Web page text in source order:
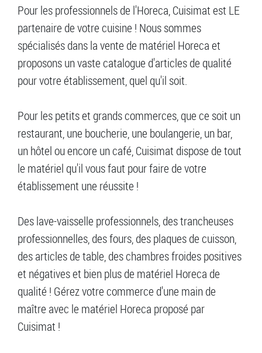
Pour les professionnels de l'Horeca, Cuisimat est LE
partenaire de votre cuisine ! Nous sommes
spécialisés dans la vente de matériel Horeca et
proposons un vaste catalogue d'articles de qualité
pour votre établissement, quel qu'il soit.
Pour les petits et grands commerces, que ce soit un
restaurant, une boucherie, une boulangerie, un bar,
un hôtel ou encore un café, Cuisimat dispose de tout
le matériel qu'il vous faut pour faire de votre
établissement une réussite !
Des lave-vaisselle professionnels, des trancheuses
professionnelles, des fours, des plaques de cuisson,
des articles de table, des chambres froides positives
et négatives et bien plus de matériel Horeca de
qualité ! Gérez votre commerce d'une main de
maître avec le matériel Horeca proposé par
Cuisimat !